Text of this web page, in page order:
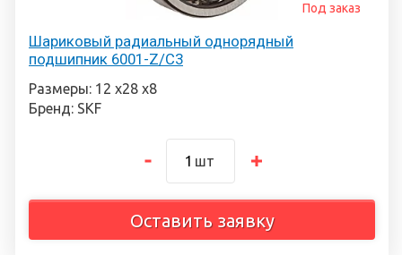
Шариковый радиальный однорядный
подшипник 6001-Z/C3
Под заказ
Размеры: 12 х28 х8
Бренд: SKF
шт
Оставить заявку